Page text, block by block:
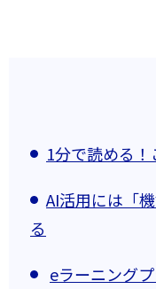
1分で読める
AI活用には「
る
eラーニング